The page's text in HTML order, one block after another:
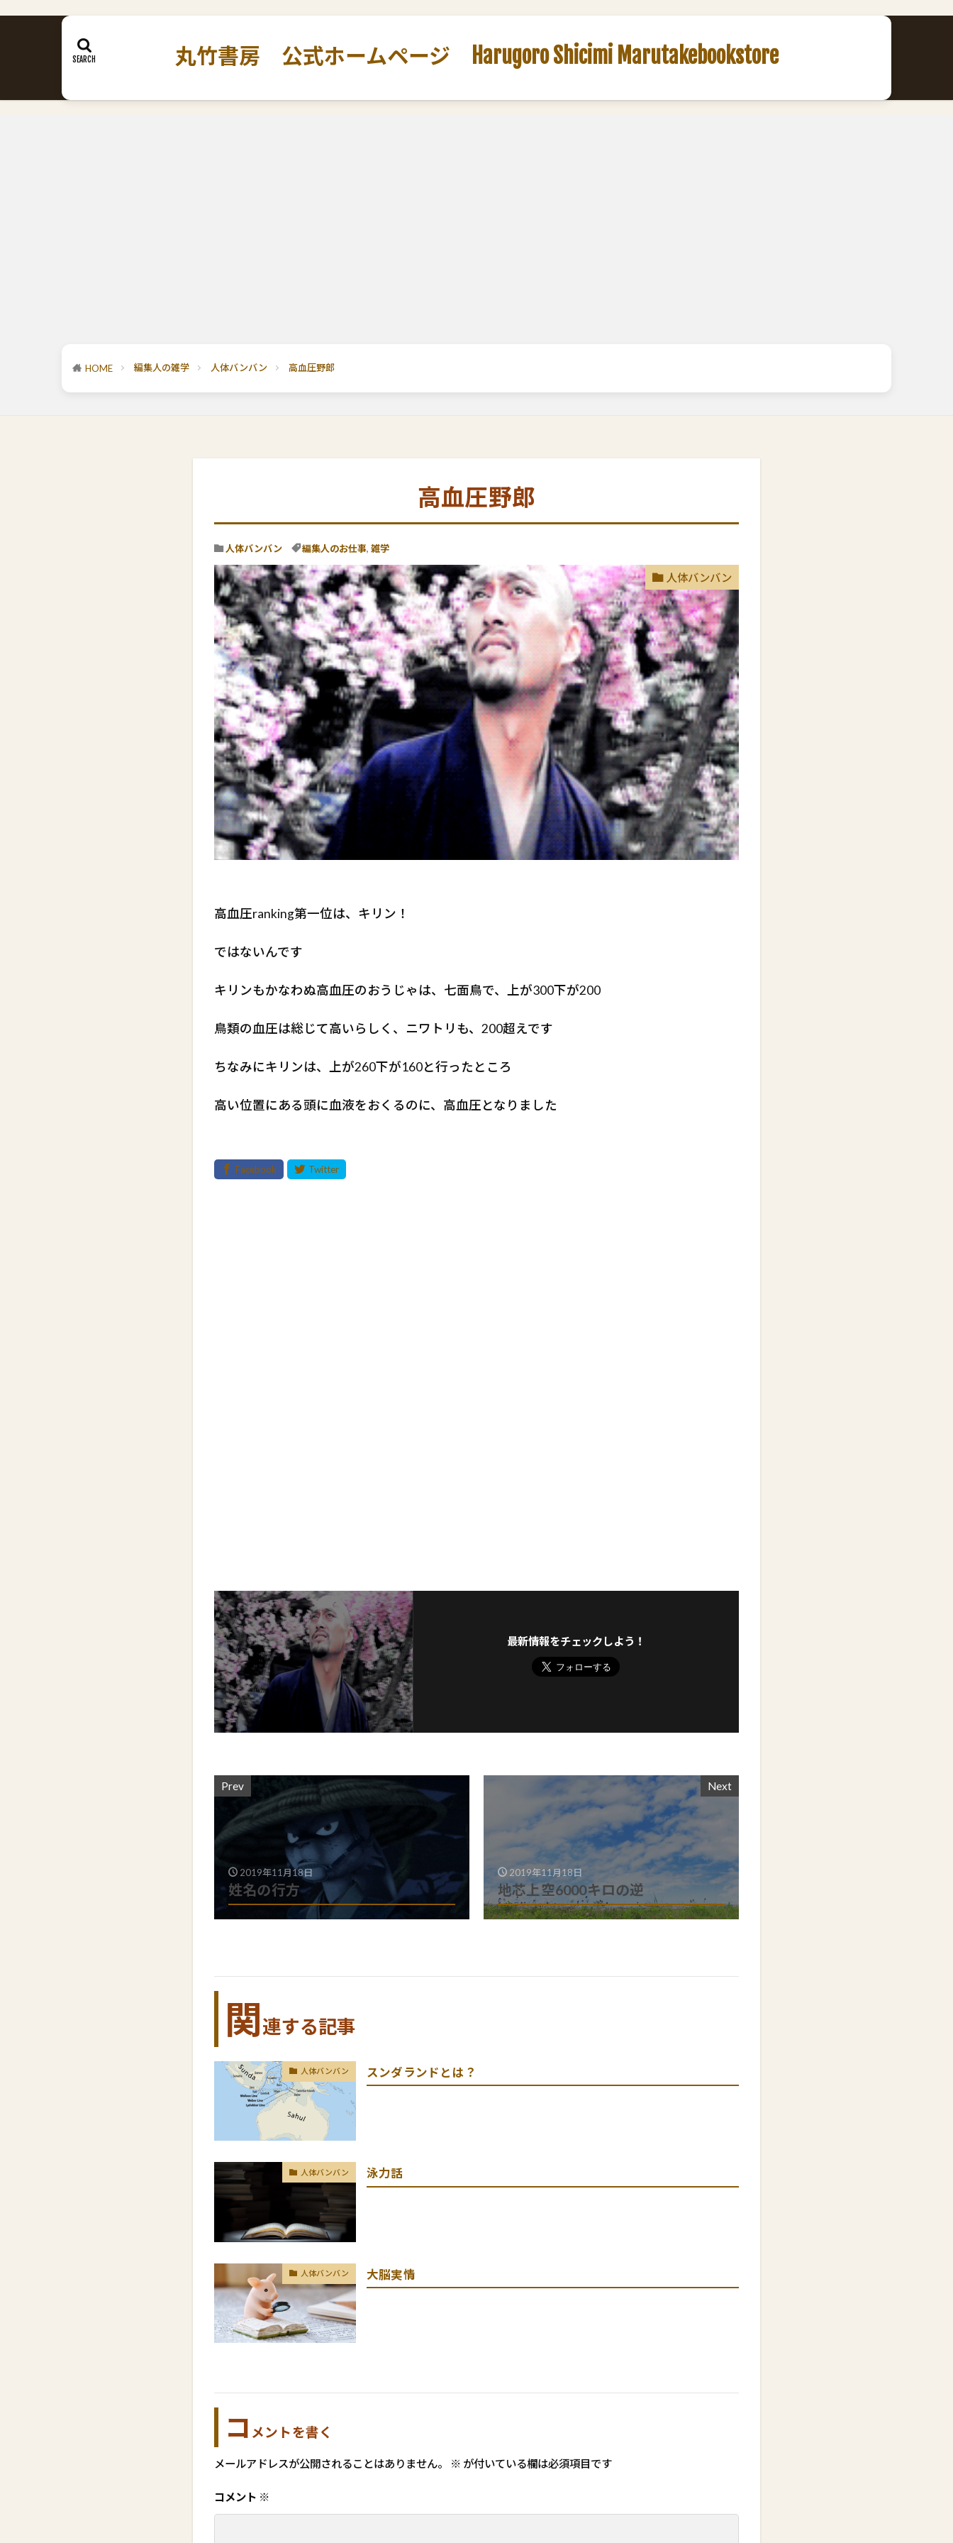
丸竹書房 公式ホームページ Harugoro Shicimi Marutakebookstore
HOME 編集人の雑学 人体バンバン 高血圧野郎
高血圧野郎
人体バンバン 編集人のお仕事, 雑学
人体バンバン
高血圧ranking第一位は、キリン！
ではないんです
キリンもかなわぬ高血圧のおうじゃは、七面鳥で、上が300下が200
鳥類の血圧は総じて高いらしく、ニワトリも、200超えです
ちなみにキリンは、上が260下が160と行ったところ
高い位置にある頭に血液をおくるのに、高血圧となりました
最新情報をチェックしよう！
Prev
2019年11月18日
姓名の行方
Next
2019年11月18日
地芯上空6000キロの逆
関 連する記事
人体バンバン スンダランドとは？
人体バンバン 泳力話
人体バンバン 大脳実情
コ メントを書く
メールアドレスが公開されることはありません。 ※ が付いている欄は必須項目です
コメント ※